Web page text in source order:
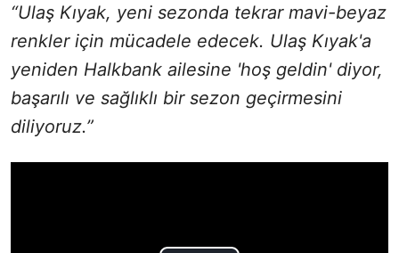
“Ulaş Kıyak, yeni sezonda tekrar mavi-beyaz
renkler için mücadele edecek. Ulaş Kıyak'a
yeniden Halkbank ailesine 'hoş geldin' diyor,
başarılı ve sağlıklı bir sezon geçirmesini
diliyoruz.”